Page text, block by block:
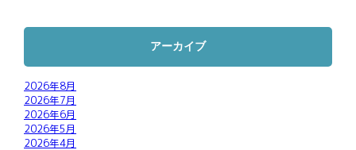
アーカイブ
2026年8月
2026年7月
2026年6月
2026年5月
2026年4月